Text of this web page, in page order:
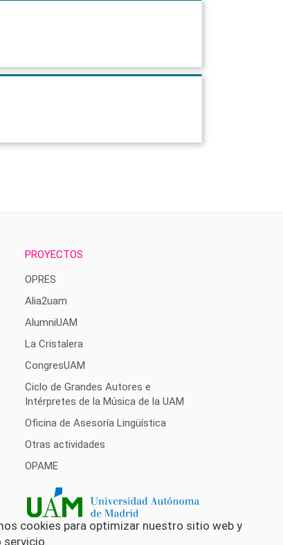
cookies para optimizar nuestro sitio web y
servicio.
PROYECTOS
OPRES
Alia2uam
AlumniUAM
La Cristalera
CongresUAM
Ciclo de Grandes Autores e
Intérpretes de la Música de la UAM
Oficina de Asesoría Lingüística
Otras actividades
OPAME